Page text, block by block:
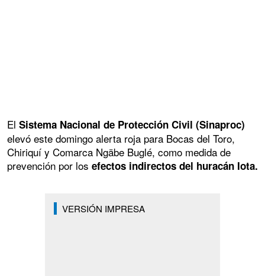
El Sistema Nacional de Protección Civil (Sinaproc)
elevó este domingo alerta roja para Bocas del Toro,
Chiriquí y Comarca Ngäbe Buglé, como medida de
prevención por los efectos indirectos del huracán Iota.
VERSIÓN IMPRESA